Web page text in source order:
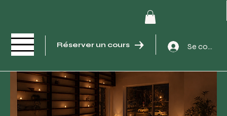
Réserver un cours Se